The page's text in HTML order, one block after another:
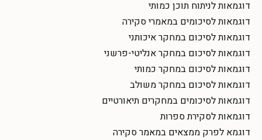
דוגמאות לניתוח תוכן כמותי
דוגמאות לסיכומים במאמרי סקירה
דוגמאות לסיכום במחקר איכותני
דוגמאות לסיכום במחקר אנליטי-פרשני
דוגמאות לסיכום במחקר כמותי
דוגמאות לסיכום במחקר משולב
דוגמאות לסיכומים במחקרים תיאורטיים
דוגמאות לסקירת ספרות
דוגמא לפרק ממצאים במאמר סקירה